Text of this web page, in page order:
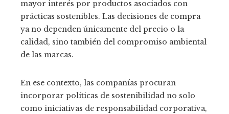
mayor interés por productos asociados con
prácticas sostenibles. Las decisiones de compra
ya no dependen únicamente del precio o la
calidad, sino también del compromiso ambiental
de las marcas.
En ese contexto, las compañías procuran
incorporar políticas de sostenibilidad no solo
como iniciativas de responsabilidad corporativa,